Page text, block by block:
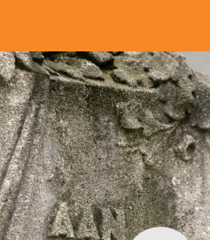
LIJST